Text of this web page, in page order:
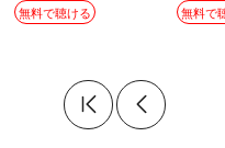
無料で聴ける 無料で